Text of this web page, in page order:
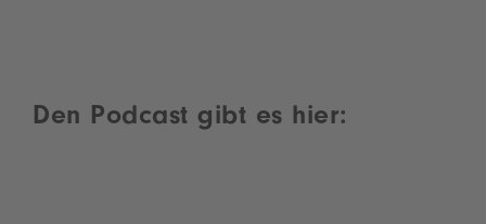
Den Podcast gibt es hier: